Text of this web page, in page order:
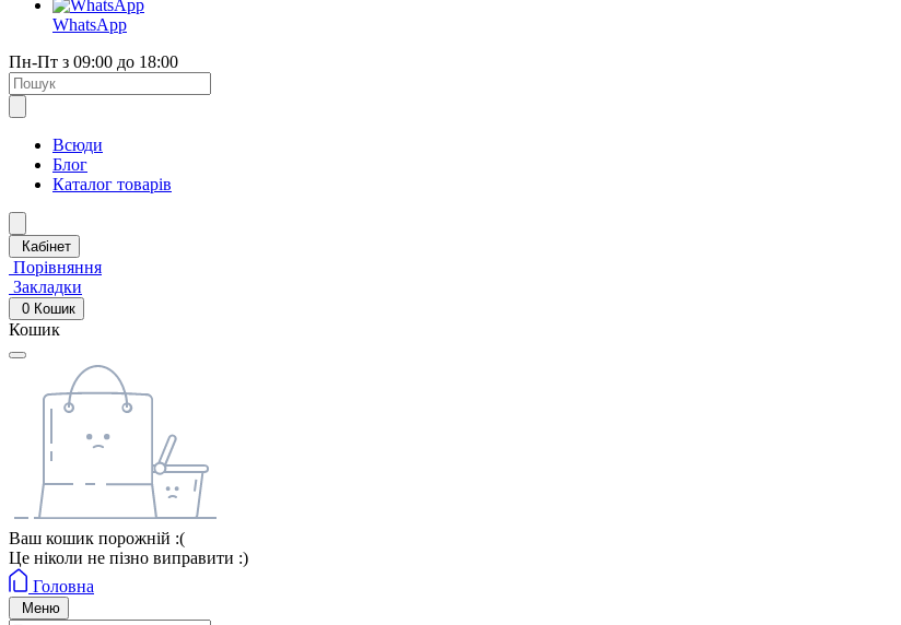
WhatsApp
Пн-Пт з 09:00 до 18:00
Всюди
Блог
Каталог товарів
Кабінет
Порівняння
Закладки
0 Кошик
Кошик
Ваш кошик порожній :(
Це ніколи не пізно виправити :)
Головна
Меню